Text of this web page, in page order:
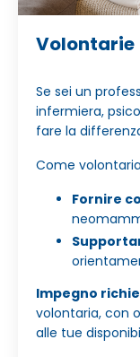
Se sei un
infermiera,
fare la
Come
Fornire
Impegno
volontaria, con
alle tue